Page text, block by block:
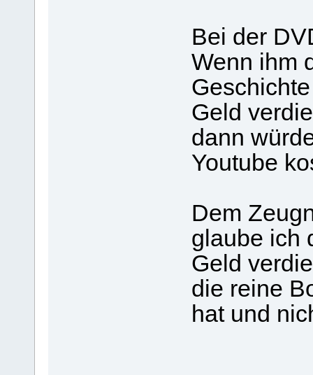
Bei der
Wenn ihm
Geld
dann
Youtube
Dem
glaube ich
Geld
die reine
hat und